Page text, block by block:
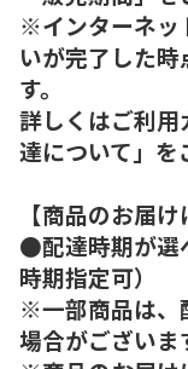
※インターネッ
いが完了した
す。
詳しくはご利
達について」を
【商品のお届け
●配達時期が選
時期指定可）
※一部商品は、
場合がございま